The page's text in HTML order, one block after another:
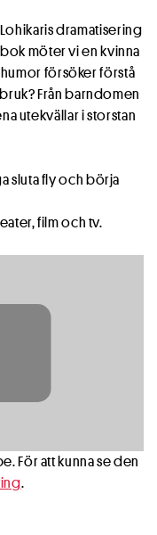
dramatisering
möter vi en kvinna
försöker förstå
Från barndomen
utekvällar i storstan
sluta fly och börja
film och tv.
För att kunna se den
.